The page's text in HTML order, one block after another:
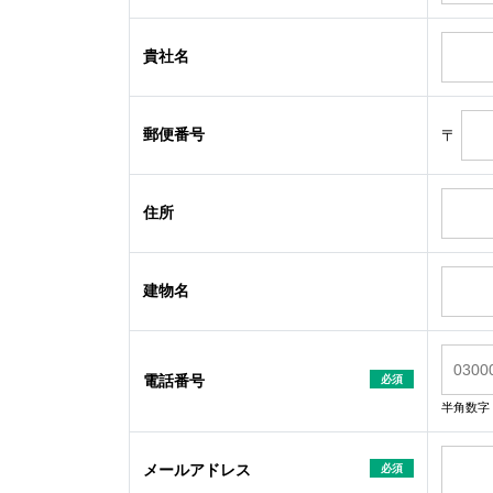
貴社名
郵便番号 〒
住所
建物名
電話番号 必須
半角数字
メールアドレス 必須